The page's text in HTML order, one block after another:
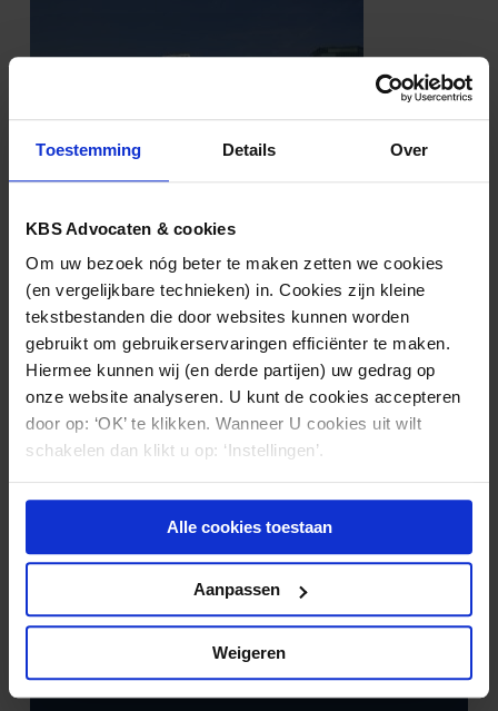
Toestemming Details Over
KBS Advocaten & cookies
Om uw bezoek nóg beter te maken zetten we cookies
(en vergelijkbare technieken) in. Cookies zijn kleine
tekstbestanden die door websites kunnen worden
gebruikt om gebruikerservaringen efficiënter te maken.
Hiermee kunnen wij (en derde partijen) uw gedrag op
onze website analyseren. U kunt de cookies accepteren
door op: ‘OK’ te klikken. Wanneer U cookies uit wilt
schakelen dan klikt u op: ‘Instellingen’.
Alle cookies toestaan
Aanpassen
Weigeren
GEZONDHEIDSZORG07.08.2026
Beledigende uitlatingen over een ziekte in
een publicatie: wie mag daarover klagen?